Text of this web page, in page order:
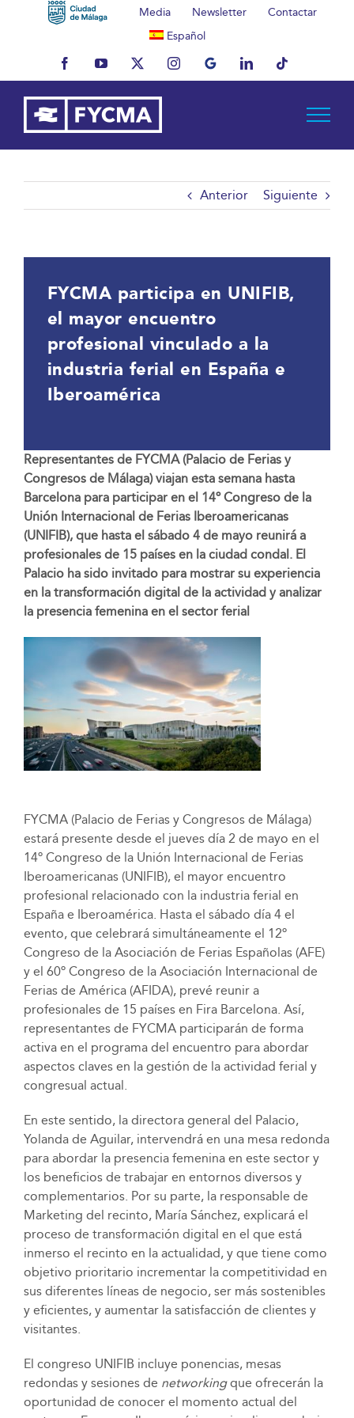
Media Newsletter
Contactar
Español
FacebookYouTubeX InstagramMyBusinessLinkedInTiktok
Anterior Siguiente
FYCMA participa en UNIFIB,
el mayor encuentro
profesional vinculado a la
industria ferial en España e
Iberoamérica
Representantes de FYCMA (Palacio de Ferias y
Congresos de Málaga) viajan esta semana hasta
Barcelona para participar en el 14º Congreso de la
Unión Internacional de Ferias Iberoamericanas
(UNIFIB), que hasta el sábado 4 de mayo reunirá a
profesionales de 15 países en la ciudad condal. El
Palacio ha sido invitado para mostrar su experiencia
en la transformación digital de la actividad y analizar
la presencia femenina en el sector ferial
FYCMA (Palacio de Ferias y Congresos de Málaga)
estará presente desde el jueves día 2 de mayo en el
14º Congreso de la Unión Internacional de Ferias
Iberoamericanas (UNIFIB), el mayor encuentro
profesional relacionado con la industria ferial en
España e Iberoamérica. Hasta el sábado día 4 el
evento, que celebrará simultáneamente el 12º
Congreso de la Asociación de Ferias Españolas (AFE)
y el 60º Congreso de la Asociación Internacional de
Ferias de América (AFIDA), prevé reunir a
profesionales de 15 países en Fira Barcelona. Así,
representantes de FYCMA participarán de forma
activa en el programa del encuentro para abordar
aspectos claves en la gestión de la actividad ferial y
congresual actual.
En este sentido, la directora general del Palacio,
Yolanda de Aguilar, intervendrá en una mesa redonda
para abordar la presencia femenina en este sector y
los beneficios de trabajar en entornos diversos y
complementarios. Por su parte, la responsable de
Marketing del recinto, María Sánchez, explicará el
proceso de transformación digital en el que está
inmerso el recinto en la actualidad, y que tiene como
objetivo prioritario incrementar la competitividad en
sus diferentes líneas de negocio, ser más sostenibles
y eficientes, y aumentar la satisfacción de clientes y
visitantes.
El congreso UNIFIB incluye ponencias, mesas
redondas y sesiones de networkingque ofrecerán la
oportunidad de conocer el momento actual del